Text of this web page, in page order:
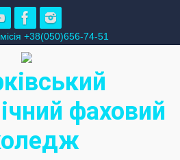
+38(050)656-74-51
фаховий